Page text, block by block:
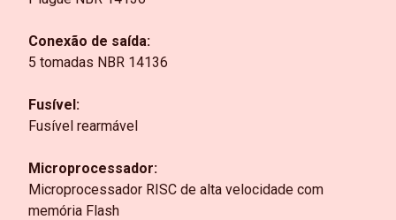
Conexão de saída:
5 tomadas NBR 14136
Fusível:
Fusível rearmável
Microprocessador:
Microprocessador RISC de alta velocidade com
memória Flash